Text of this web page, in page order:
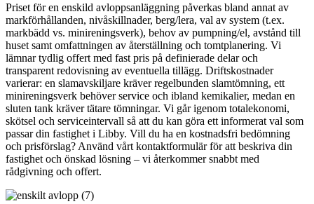
Priset för en enskild avloppsanläggning påverkas bland annat av
markförhållanden, nivåskillnader, berg/lera, val av system (t.ex.
markbädd vs. minireningsverk), behov av pumpning/el, avstånd till
huset samt omfattningen av återställning och tomtplanering. Vi
lämnar tydlig offert med fast pris på definierade delar och
transparent redovisning av eventuella tillägg. Driftskostnader
varierar: en slamavskiljare kräver regelbunden slamtömning, ett
minireningsverk behöver service och ibland kemikalier, medan en
sluten tank kräver tätare tömningar. Vi går igenom totalekonomi,
skötsel och serviceintervall så att du kan göra ett informerat val som
passar din fastighet i Libby. Vill du ha en kostnadsfri bedömning
och prisförslag? Använd vårt kontaktformulär för att beskriva din
fastighet och önskad lösning – vi återkommer snabbt med
rådgivning och offert.